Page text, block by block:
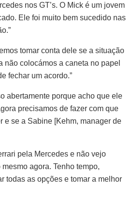
nos GT’s. O Mick é um jovem
Ele foi muito bem sucedido nas
tomar conta dele se a situação
não colocámos a caneta no papel
fechar um acordo.”
abertamente porque acho que ele
precisamos de fazer com que
e se a Sabine [Kehm, manager de
pela Mercedes e não vejo
agora. Tenho tempo,
todas as opções e tomar a melhor